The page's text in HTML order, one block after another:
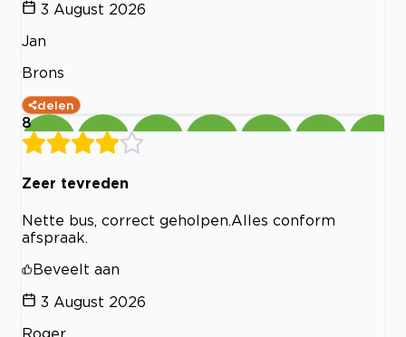
3 August 2026
Jan
Brons
delen
8
Zeer tevreden
Nette bus, correct geholpen.Alles conform
afspraak.
Beveelt aan
3 August 2026
Roger